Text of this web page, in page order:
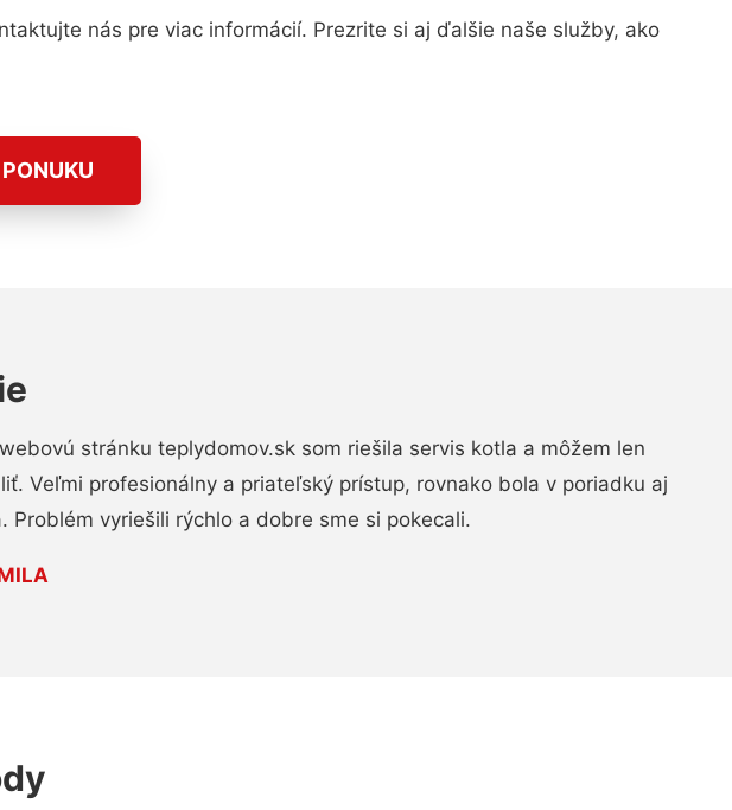
nás pre viac informácií. Prezrite si aj ďalšie naše služby, ako
stránku teplydomov.sk som riešila servis kotla a môžem len
Veľmi profesionálny a priateľský prístup, rovnako bola v poriadku aj
Problém vyriešili rýchlo a dobre sme si pokecali.